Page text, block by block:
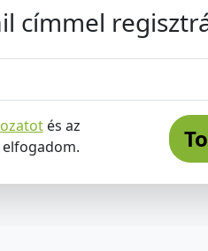
címmel
és az